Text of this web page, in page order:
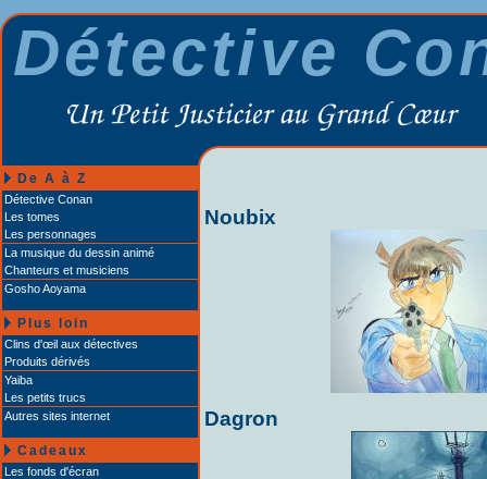
Détective
De A à Z
Détective Conan
Les tomes
Les personnages
La musique du dessin animé
Chanteurs et musiciens
Gosho Aoyama
Plus loin
Clins d'œil aux détectives
Produits dérivés
Yaiba
Les petits trucs
Autres sites internet
Cadeaux
Les fonds d'écran
Noubix
Dagron